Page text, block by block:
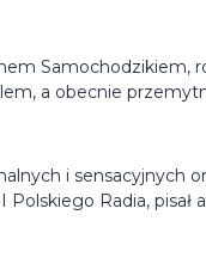
Samochodzikiem,
a obecnie
i sensacyjnych
Radia, pisał